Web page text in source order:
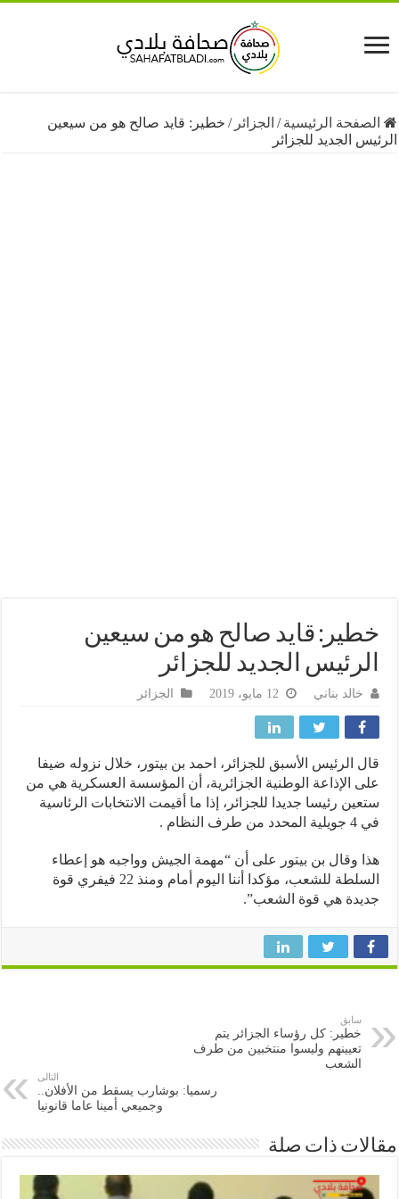
الرئيسية /الجزائر/خطير: قايد صالح هو من سيعين
الجديد للجزائر
قايد صالح هو من سيعين
الجديد للجزائر
خالد بناني الجزائر
الرئيس الأسبق للجزائر، احمد بن بيتور، خلال نزوله ضيفا
الإذاعة الوطنية الجزائرية، أن المؤسسة العسكرية هي من
رئيسا جديدا للجزائر، إذا ما أقيمت الانتخابات الرئاسية
وقال بن بيتور على أن “مهمة الجيش وواجبه هو إعطاء
السلطة للشعب، مؤكدا أننا اليوم أمام ومنذ 22 فيفري قوة
هي قوة الشعب”.
خطير: كل رؤساء الجزائر يتم
تعيينهم وليسوا منتخبين من طرف
رسميا: بوشارب يسقط من الأفلان..
وجميعي أمينا عاما قانونيا
ذات صلة